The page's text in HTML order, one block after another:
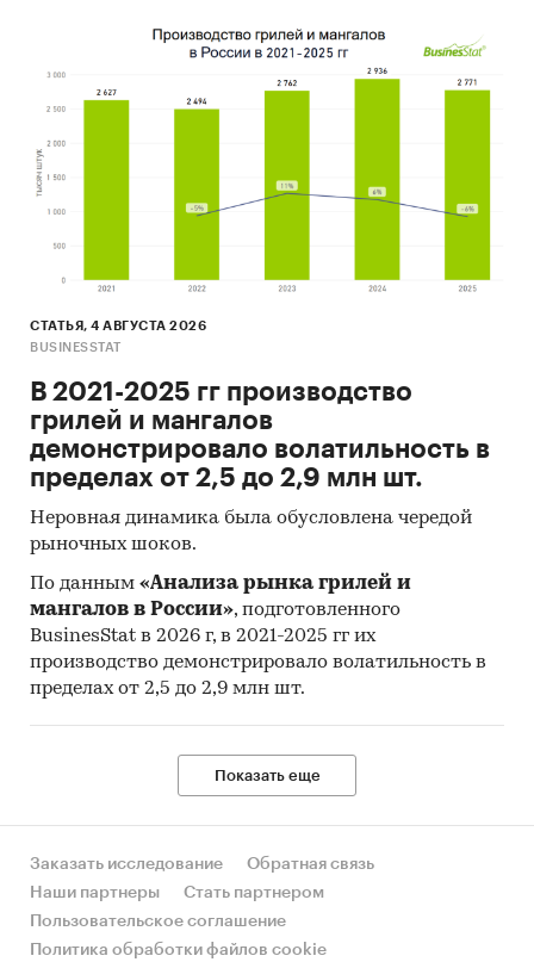
СТАТЬЯ, 4 АВГУСТА 2026
BUSINESSTAT
В 2021-2025 гг производство
грилей и мангалов
демонстрировало волатильность в
пределах от 2,5 до 2,9 млн шт.
Неровная динамика была обусловлена чередой
рыночных шоков.
По данным «Анализа рынка грилей и
мангалов в России», подготовленного
BusinesStat в 2026 г, в 2021-2025 гг их
производство демонстрировало волатильность в
пределах от 2,5 до 2,9 млн шт.
Показать еще
Заказать исследование
Обратная связь
Наши партнеры
Стать партнером
Пользовательское соглашение
Политика обработки файлов cookie